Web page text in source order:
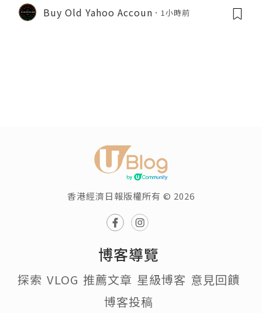
Buy Old Yahoo Accoun 1小時前
香港經濟日報版權所有 © 2026
博客導覽
探索 VLOG 推薦文章 星級博客 意見回饋
博客投稿